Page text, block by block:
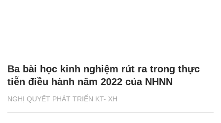
NGHỊ QUYẾT PHÁT TRIỂN KT- XH
Ba bài học kinh nghiệm rút ra trong thực
tiễn điều hành năm 2022 của NHNN